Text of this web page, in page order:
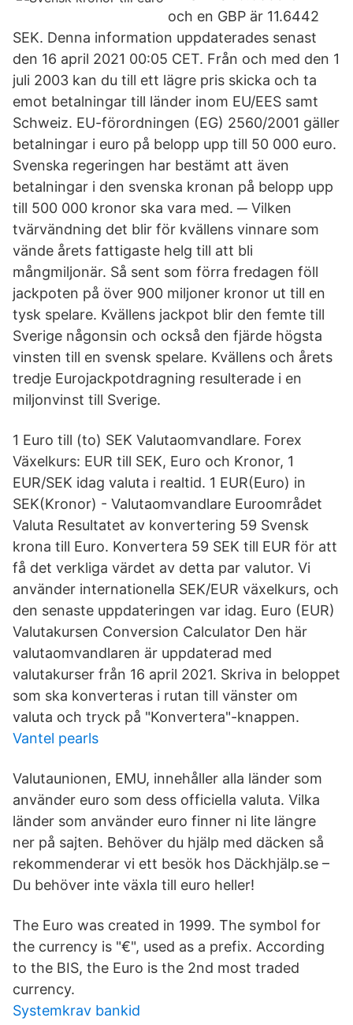
och en GBP är 11.6442
SEK. Denna information uppdaterades senast
den 16 april 2021 00:05 CET. Från och med den 1
juli 2003 kan du till ett lägre pris skicka och ta
emot betalningar till länder inom EU/EES samt
Schweiz. EU-förordningen (EG) 2560/2001 gäller
betalningar i euro på belopp upp till 50 000 euro.
Svenska regeringen har bestämt att även
betalningar i den svenska kronan på belopp upp
till 500 000 kronor ska vara med. ─ Vilken
tvärvändning det blir för kvällens vinnare som
vände årets fattigaste helg till att bli
mångmiljonär. Så sent som förra fredagen föll
jackpoten på över 900 miljoner kronor ut till en
tysk spelare. Kvällens jackpot blir den femte till
Sverige någonsin och också den fjärde högsta
vinsten till en svensk spelare. Kvällens och årets
tredje Eurojackpotdragning resulterade i en
miljonvinst till Sverige.
1 Euro till (to) SEK Valutaomvandlare. Forex
Växelkurs: EUR till SEK, Euro och Kronor, 1
EUR/SEK idag valuta i realtid. 1 EUR(Euro) in
SEK(Kronor) - Valutaomvandlare Euroområdet
Valuta Resultatet av konvertering 59 Svensk
krona till Euro. Konvertera 59 SEK till EUR för att
få det verkliga värdet av detta par valutor. Vi
använder internationella SEK/EUR växelkurs, och
den senaste uppdateringen var idag. Euro (EUR)
Valutakursen Conversion Calculator Den här
valutaomvandlaren är uppdaterad med
valutakurser från 16 april 2021. Skriva in beloppet
som ska konverteras i rutan till vänster om
valuta och tryck på "Konvertera"-knappen.
Vantel pearls
Valutaunionen, EMU, innehåller alla länder som
använder euro som dess officiella valuta. Vilka
länder som använder euro finner ni lite längre
ner på sajten. Behöver du hjälp med däcken så
rekommenderar vi ett besök hos Däckhjälp.se –
Du behöver inte växla till euro heller!
The Euro was created in 1999. The symbol for
the currency is "€", used as a prefix. According
to the BIS, the Euro is the 2nd most traded
currency.
Systemkrav bankid